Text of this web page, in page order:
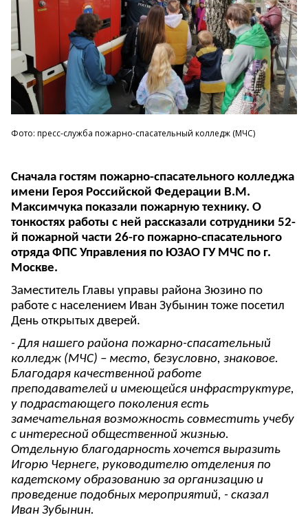
Фото: пресс-служба пожарно-спасательный колледж (МЧС)
Сначала гостям пожарно-спасательного колледжа
имени Героя Российской Федерации В.М.
Максимчука показали пожарную технику. О
тонкостях работы с ней рассказали сотрудники 52-
й пожарной части 26-го пожарно-спасательного
отряда ФПС Управления по ЮЗАО ГУ МЧС по г.
Москве.
Заместитель Главы управы района Зюзино по
работе с населением Иван Зубынин тоже посетил
День открытых дверей.
- Для нашего района пожарно-спасательный
колледж (МЧС) – место, безусловно, знаковое.
Благодаря качественной работе
преподавателей и имеющейся инфраструктуре,
у подрастающего поколения есть
замечательная возможность совместить учебу
с интересной общественной жизнью.
Отдельную благодарность хочется выразить
Игорю Чернеге, руководителю отделения по
кадетскому образованию за организацию и
проведение подобных мероприятий, - сказал
Иван Зубынин.